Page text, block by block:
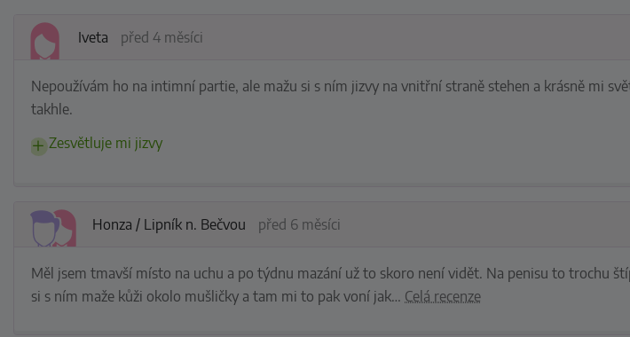
Iveta před 4 měsíci
Nepoužívám ho na intimní partie, ale mažu si s ním jizvy na vnitřní straně stehen a krásně mi
takhle.
Zesvětluje mi jizvy
Honza / Lipník n. Bečvou před 6 měsíci
Měl jsem tmavší místo na uchu a po týdnu mazání už to skoro není vidět. Na penisu to trochu
si s ním maže kůži okolo mušličky a tam mi to pak voní jak… Celá recenze